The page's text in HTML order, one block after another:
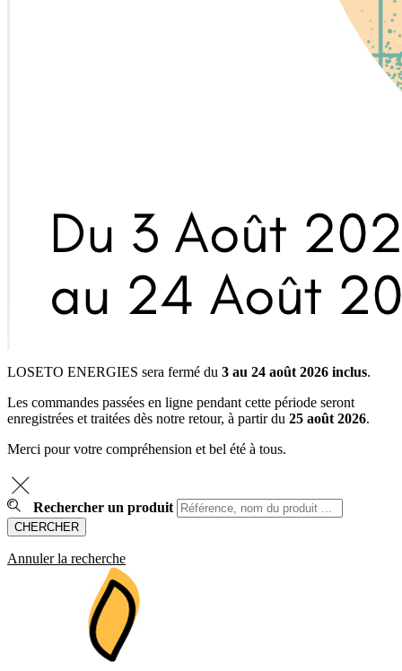
LOSETO ENERGIES sera fermé du 3 au 24 août 2026 inclus.
Les commandes passées en ligne pendant cette période seront
enregistrées et traitées dès notre retour, à partir du 25 août 2026.
Merci pour votre compréhension et bel été à tous.
Rechercher un produit
Annuler la recherche